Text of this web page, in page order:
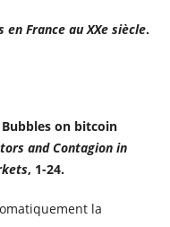
en France au XXe siècle.
Bubbles on bitcoin
and Contagion in
, 1-24.
la